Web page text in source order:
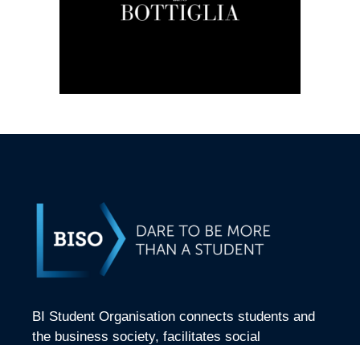
BI Student Organisation connects students and
the business society, facilitates social